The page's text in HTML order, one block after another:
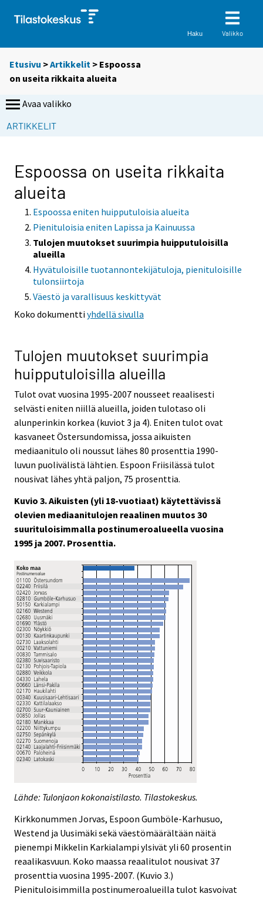
Haku Valikko
Etusivu >Artikkelit > Espoossa
on useita rikkaita alueita
Avaa valikko
ARTIKKELIT
Espoossa on useita rikkaita
alueita
Espoossa eniten huipputuloisia alueita
Pienituloisia eniten Lapissa ja Kainuussa
Tulojen muutokset suurimpia huipputuloisilla
alueilla
Hyvätuloisille tuotannontekijätuloja, pienituloisille
tulonsiirtoja
Väestö ja varallisuus keskittyvät
Koko dokumenttiyhdellä sivulla
Tulojen muutokset suurimpia
huipputuloisilla alueilla
Tulot ovat vuosina 1995-2007 nousseet reaalisesti
selvästi eniten niillä alueilla, joiden tulotaso oli
alunperinkin korkea (kuviot 3 ja 4). Eniten tulot ovat
kasvaneet Östersundomissa, jossa aikuisten
mediaanitulo oli noussut lähes 80 prosenttia 1990-
luvun puolivälistä lähtien. Espoon Friisilässä tulot
nousivat lähes yhtä paljon, 75 prosenttia.
Kuvio 3. Aikuisten (yli 18-vuotiaat) käytettävissä
olevien mediaanitulojen reaalinen muutos 30
suurituloisimmalla postinumeroalueella vuosina
1995 ja 2007. Prosenttia.
Lähde: Tulonjaon kokonaistilasto. Tilastokeskus.
Kirkkonummen Jorvas, Espoon Gumböle-Karhusuo,
Westend ja Uusimäki sekä väestömäärältään näitä
pienempi Mikkelin Karkialampi ylsivät yli 60 prosentin
reaalikasvuun. Koko maassa reaalitulot nousivat 37
prosenttia vuosina 1995-2007. (Kuvio 3.)
Pienituloisimmilla postinumeroalueilla tulot kasvoivat